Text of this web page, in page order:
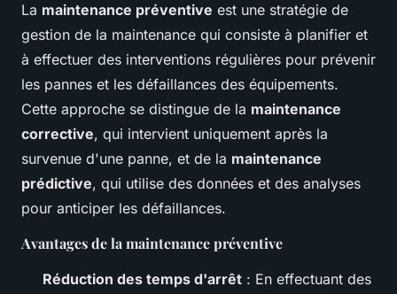
La maintenance préventive est une stratégie de
gestion de la maintenance qui consiste à planifier et
à effectuer des interventions régulières pour prévenir
les pannes et les défaillances des équipements.
Cette approche se distingue de la maintenance
corrective, qui intervient uniquement après la
survenue d'une panne, et de la maintenance
prédictive, qui utilise des données et des analyses
pour anticiper les défaillances.
Avantages de la maintenance préventive
Réduction des temps d'arrêt : En effectuant des